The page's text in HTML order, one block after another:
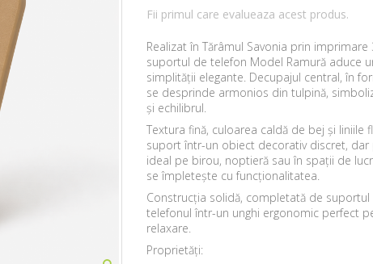
Fii primul care evalueaza acest produs.
Realizat în Tărâmul Savonia prin
suportul de telefon Model Ramură aduce
simplității elegante. Decupajul central, în
se desprinde armonios din tulpină,
și echilibrul.
Textura fină, culoarea caldă de bej și liniile
suport într-un obiect decorativ discret,
ideal pe birou, noptieră sau în spații de
se împletește cu funcționalitatea.
Construcția solidă, completată de
telefonul într-un unghi ergonomic perfect
relaxare.
Proprietăți: